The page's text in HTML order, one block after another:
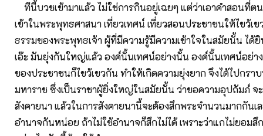
ทีนี้บวชเข้ามาแล้ว ไม่ใช่การกินอยู่เฉยๆ แต่ว่าเอาคำสอนที่ต
เข้าในพระพุทธศาสนา เที่ยวเทศน์ เที่ยวสอนประชาชนให้ไขว้เ
ธรรมของพระพุทธเจ้า ผู้ที่มีความรู้มีความเข้าใจในสมัยนั้น ได้ยิ
เอ๊ะ มันยุ่งกันใหญ่แล้ว องค์นั้นเทศน์อย่างนั้น องค์นั้นเทศน์อย่า
ของประชาชนก็ไขว้เขวกัน ทำให้เกิดความยุ่งยาก จึงได้ไปกรา
มหาราช ซึ่งเป็นราชาผู้ยิ่งใหญ่ในสมัยนั้น ว่าขอความอุปถัมภ์ จ
สังคายนา แล้วในการสังคายนานี้จะต้องสึกพระจำนวนมากกันเ
อำนาจกันหน่อย ถ้าไม่ใช้อำนาจก็สึกไม่ได้ เพราะว่าแกไม่ยอมสึ